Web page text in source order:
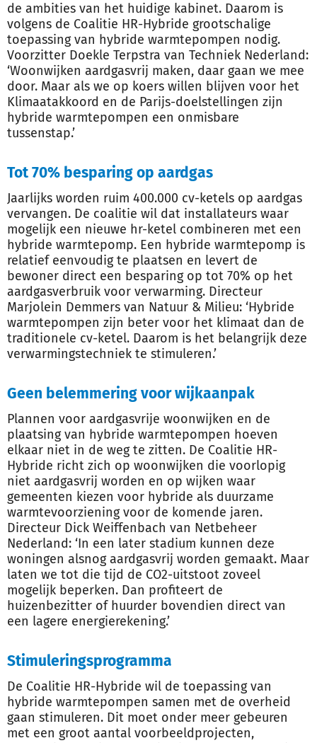
de ambities van het huidige kabinet. Daarom is
volgens de Coalitie HR-Hybride grootschalige
toepassing van hybride warmtepompen nodig.
Voorzitter Doekle Terpstra van Techniek Nederland:
‘Woonwijken aardgasvrij maken, daar gaan we mee
door. Maar als we op koers willen blijven voor het
Klimaatakkoord en de Parijs-doelstellingen zijn
hybride warmtepompen een onmisbare
tussenstap.’
Tot 70% besparing op aardgas
Jaarlijks worden ruim 400.000 cv-ketels op aardgas
vervangen. De coalitie wil dat installateurs waar
mogelijk een nieuwe hr-ketel combineren met een
hybride warmtepomp. Een hybride warmtepomp is
relatief eenvoudig te plaatsen en levert de
bewoner direct een besparing op tot 70% op het
aardgasverbruik voor verwarming. Directeur
Marjolein Demmers van Natuur & Milieu: ‘Hybride
warmtepompen zijn beter voor het klimaat dan de
traditionele cv-ketel. Daarom is het belangrijk deze
verwarmingstechniek te stimuleren.’
Geen belemmering voor wijkaanpak
Plannen voor aardgasvrije woonwijken en de
plaatsing van hybride warmtepompen hoeven
elkaar niet in de weg te zitten. De Coalitie HR-
Hybride richt zich op woonwijken die voorlopig
niet aardgasvrij worden en op wijken waar
gemeenten kiezen voor hybride als duurzame
warmtevoorziening voor de komende jaren.
Directeur Dick Weiffenbach van Netbeheer
Nederland: ‘In een later stadium kunnen deze
woningen alsnog aardgasvrij worden gemaakt. Maar
laten we tot die tijd de CO2-uitstoot zoveel
mogelijk beperken. Dan profiteert de
huizenbezitter of huurder bovendien direct van
een lagere energierekening.’
Stimuleringsprogramma
De Coalitie HR-Hybride wil de toepassing van
hybride warmtepompen samen met de overheid
gaan stimuleren. Dit moet onder meer gebeuren
met een groot aantal voorbeeldprojecten,